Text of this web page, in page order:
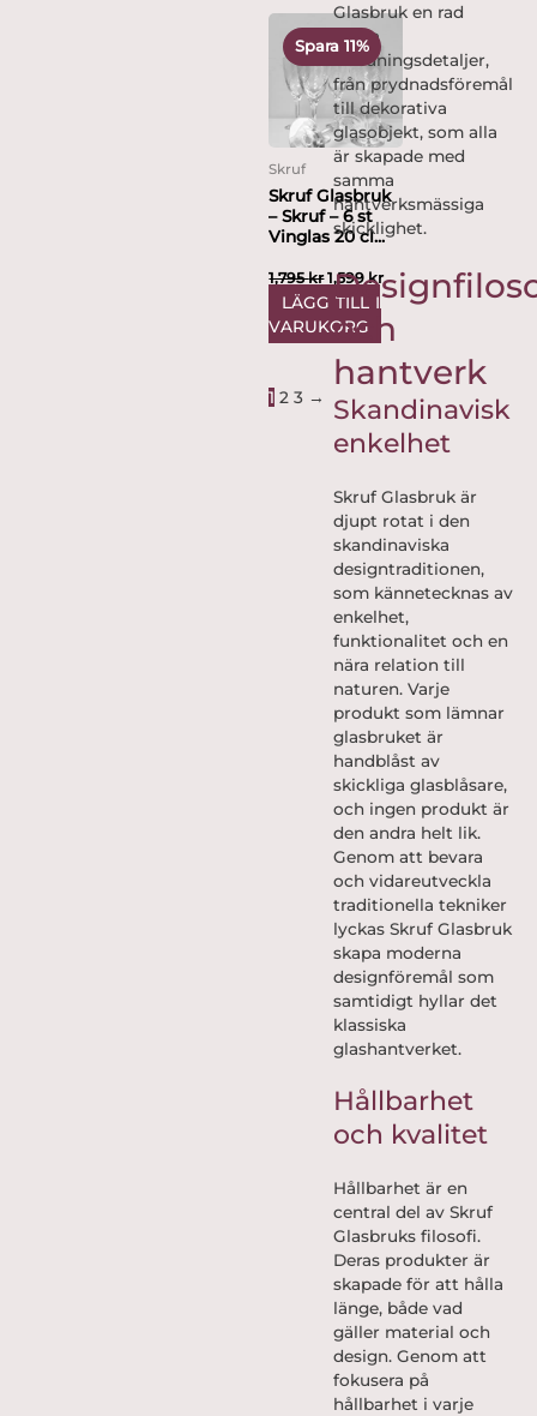
Spara 11%
Skruf
Skruf Glasbruk
– Skruf – 6 st
Vinglas 20 cl...
1,795kr
Det
ursprungliga
var:
1,795 kr.
1,599kr
Det
priset
är:
1,599 kr.
LÄGG TILL I
VARUKORG
1 2 3 →
Glasbruk en rad
andra
inredningsdetaljer,
från prydnadsföremål
till dekorativa
glasobjekt, som alla
är skapade med
samma
hantverksmässiga
skicklighet.
och
hantverk
Skandinavisk
enkelhet
Skruf Glasbruk är
djupt rotat i den
skandinaviska
designtraditionen,
som kännetecknas av
enkelhet,
funktionalitet och en
nära relation till
naturen. Varje
produkt som lämnar
glasbruket är
handblåst av
skickliga glasblåsare,
och ingen produkt är
den andra helt lik.
Genom att bevara
och vidareutveckla
traditionella tekniker
lyckas Skruf Glasbruk
skapa moderna
designföremål som
samtidigt hyllar det
klassiska
glashantverket.
Hållbarhet
och kvalitet
Hållbarhet är en
central del av Skruf
Glasbruks filosofi.
Deras produkter är
skapade för att hålla
länge, både vad
gäller material och
design. Genom att
fokusera på
hållbarhet i varje